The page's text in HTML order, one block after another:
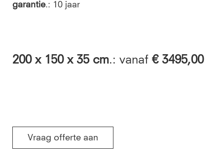
garantie.: 10 jaar
200 x 150 x 35 cm.: vanaf € 3495,00
Vraag offerte aan